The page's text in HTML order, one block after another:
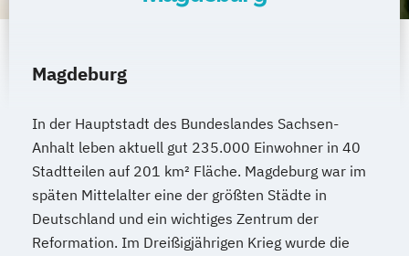
Magdeburg
In der Hauptstadt des Bundeslandes Sachsen-
Anhalt leben aktuell gut 235.000 Einwohner in 40
Stadtteilen auf 201 km² Fläche. Magdeburg war im
späten Mittelalter eine der größten Städte in
Deutschland und ein wichtiges Zentrum der
Reformation. Im Dreißigjährigen Krieg wurde die